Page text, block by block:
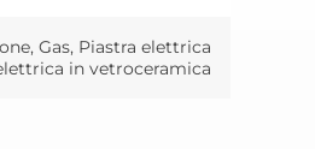
Gas, Piastra elettrica
in vetroceramica